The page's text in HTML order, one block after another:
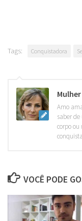
Tags: Conquistadora
Amo
saber
corpo ou
VOCÊ PODE